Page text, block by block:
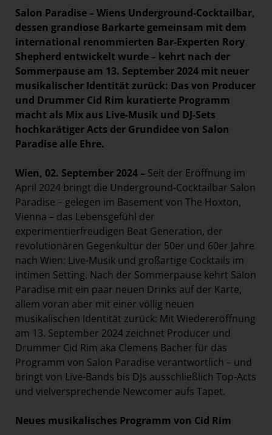
Salon Paradise – Wiens Underground-Cocktailbar,
dessen grandiose Barkarte gemeinsam mit dem
international renommierten Bar-Experten Rory
Shepherd entwickelt wurde – kehrt nach der
Sommerpause am 13. September 2024 mit neuer
musikalischer Identität zurück: Das von Producer
und Drummer Cid Rim kuratierte Programm
macht als Mix aus Live-Musik und DJ-Sets
hochkarätiger Acts der Grundidee von Salon
Paradise alle Ehre.
Wien, 02. September 2024 – Seit der Eröffnung im
April 2024 bringt die Underground-Cocktailbar Salon
Paradise – gelegen im Basement von The Hoxton,
Vienna – das Lebensgefühl der
experimentierfreudigen Beat Generation, der
revolutionären Gegenkultur der 50er und 60er Jahre
nach Wien: Live-Musik und großartige Cocktails im
intimen Setting. Nach der Sommerpause kehrt Salon
Paradise mit ein paar neuen Drinks auf der Karte,
allem voran aber mit einer völlig neuen
musikalischen Identität zurück: Mit Wiedereröffnung
am 13. September 2024 zeichnet Producer und
Drummer Cid Rim aka Clemens Bacher für das
Programm von Salon Paradise verantwortlich – und
bringt von Live-Bands bis DJs ausschließlich Top-Acts
und vielversprechende Newcomer aufs Tapet.
Neues musikalisches Programm von Cid Rim